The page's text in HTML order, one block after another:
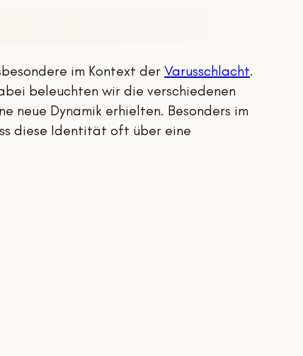
im Kontext der Varusschlacht.
beleuchten wir die verschiedenen
neue Dynamik erhielten. Besonders im
diese Identität oft über eine